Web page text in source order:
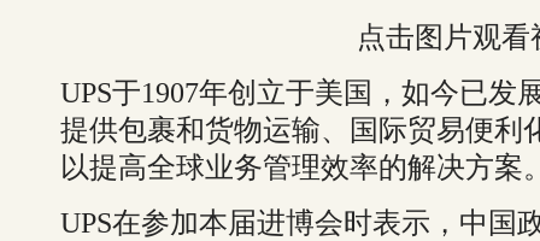
点击图片观看
UPS于1907年创立于美国，如今已发
提供包裹和货物运输、国际贸易便利
以提高全球业务管理效率的解决方案
UPS在参加本届进博会时表示，中国